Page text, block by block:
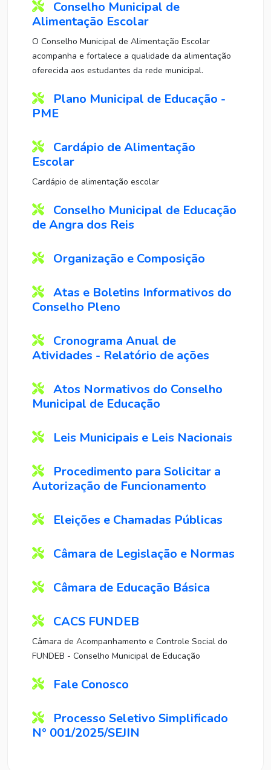
Conselho Municipal de
Alimentação Escolar
O Conselho Municipal de Alimentação Escolar
acompanha e fortalece a qualidade da alimentação
oferecida aos estudantes da rede municipal.
Plano Municipal de Educação -
PME
Cardápio de Alimentação
Escolar
Cardápio de alimentação escolar
Conselho Municipal de Educação
de Angra dos Reis
Organização e Composição
Atas e Boletins Informativos do
Conselho Pleno
Cronograma Anual de
Atividades - Relatório de ações
Atos Normativos do Conselho
Municipal de Educação
Leis Municipais e Leis Nacionais
Procedimento para Solicitar a
Autorização de Funcionamento
Eleições e Chamadas Públicas
Câmara de Legislação e Normas
Câmara de Educação Básica
CACS FUNDEB
Câmara de Acompanhamento e Controle Social do
FUNDEB - Conselho Municipal de Educação
Fale Conosco
Processo Seletivo Simplificado
Nº 001/2025/SEJIN